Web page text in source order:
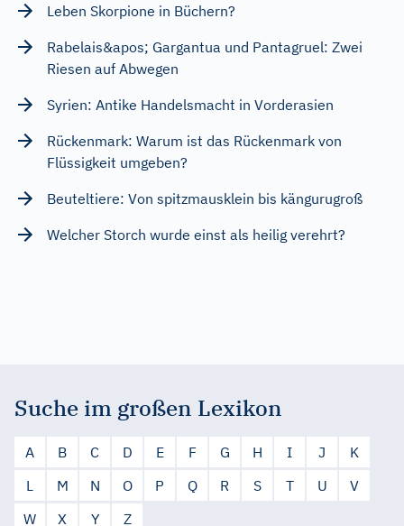
Leben Skorpione in Büchern?
Rabelais&apos; Gargantua und Pantagruel: Zwei
Riesen auf Abwegen
Syrien: Antike Handelsmacht in Vorderasien
Rückenmark: Warum ist das Rückenmark von
Flüssigkeit umgeben?
Beuteltiere: Von spitzmausklein bis kängurugroß
Welcher Storch wurde einst als heilig verehrt?
Suche im großen Lexikon
A B C D E F G H I J
K
L
M N O P Q R S T U
V
W
X Y Z